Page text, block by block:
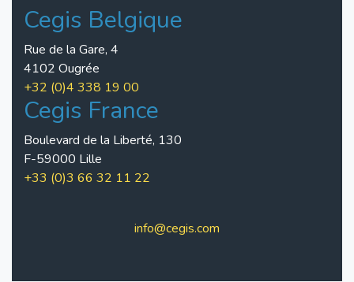
Cegis Belgique
Rue de la Gare, 4
4102 Ougrée
+32 (0)4 338 19 00
Cegis France
Boulevard de la Liberté, 130
F-59000 Lille
+33 (0)3 66 32 11 22
info@cegis.com